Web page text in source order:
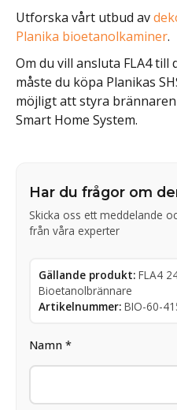
Utforska vårt utbud av
Planika bioetanolkaminer.
Om du vill ansluta FLA4
måste du köpa Planikas
möjligt att styra
Smart Home System.
Har du frågor om
Skicka oss ett meddelande
från våra experter
Gällande produkt: FLA4
Bioetanolbrännare
Artikelnummer: BIO-60-
Namn *